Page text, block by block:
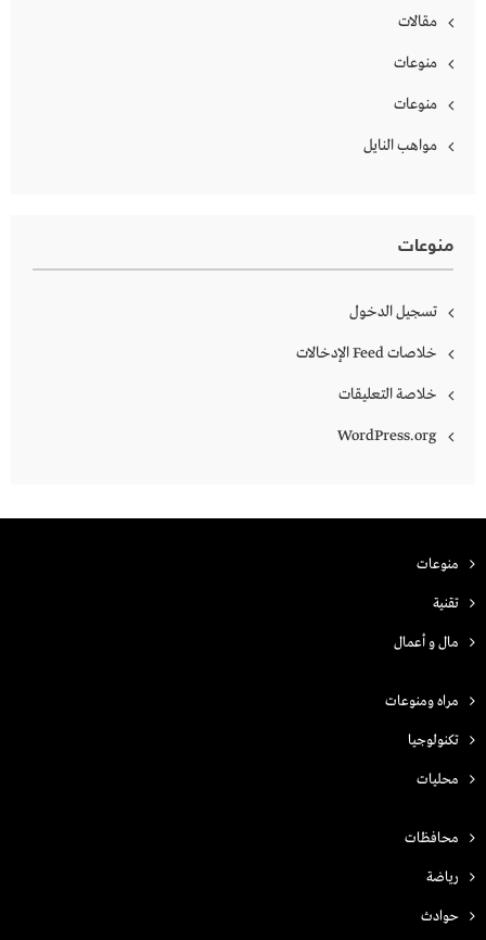
مقالات
منوعات
منوعات
مواهب النايل
منوعات
تسجيل الدخول
خلاصات Feed الإدخالات
خلاصة التعليقات
WordPress.org
منوعات
تقنية
مال و أعمال
مراه ومنوعات
تكنولوجيا
محليات
محافظات
رياضة
حوادث